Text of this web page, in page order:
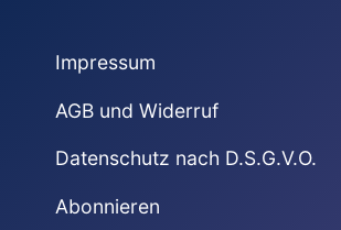
Impressum
AGB und Widerruf
Datenschutz nach D.S.G.V.O.
Abonnieren